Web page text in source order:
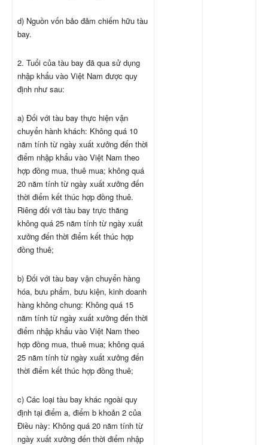
d) Nguồn vốn bảo đảm chiếm hữu tàu
bay.
2. Tuổi của tàu bay đã qua sử dụng
nhập khẩu vào Việt Nam được quy
định như sau:
a) Đối với tàu bay thực hiện vận
chuyển hành khách: Không quá 10
năm tính từ ngày xuất xưởng đến thời
điểm nhập khẩu vào Việt Nam theo
hợp đồng mua, thuê mua; không quá
20 năm tính từ ngày xuất xưởng đến
thời điểm kết thúc hợp đồng thuê.
Riêng đối với tàu bay trực thăng
không quá 25 năm tính từ ngày xuất
xưởng đến thời điểm kết thúc hợp
đồng thuê;
b) Đối với tàu bay vận chuyển hàng
hóa, bưu phẩm, bưu kiện, kinh doanh
hàng không chung: Không quá 15
năm tính từ ngày xuất xưởng đến thời
điểm nhập khẩu vào Việt Nam theo
hợp đồng mua, thuê mua; không quá
25 năm tính từ ngày xuất xưởng đến
thời điểm kết thúc hợp đồng thuê;
c) Các loại tàu bay khác ngoài quy
định tại điểm a, điểm b khoản 2 của
Điều này: Không quá 20 năm tính từ
ngày xuất xưởng đến thời điểm nhập